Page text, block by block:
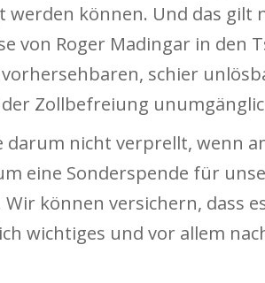
werden können. Und das gilt
von Roger Madingar in den
schier
Zollbefreiung
darum nicht verprellt, wenn
eine Sonderspende für
können versichern, dass
wichtiges und vor allem